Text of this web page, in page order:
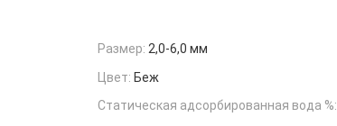
Размер: 2,0-6,0 мм
Цвет: Беж
Статическая адсорбированная вода %: